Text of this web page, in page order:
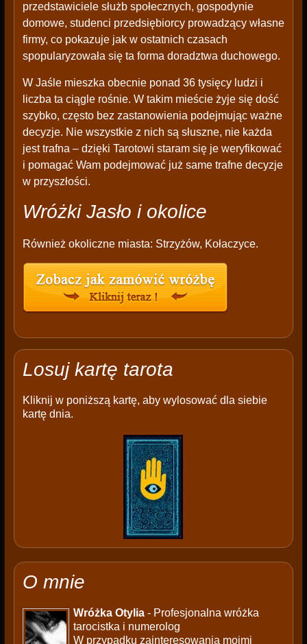
przedstawiciele służb społecznych, gospodynie
domowe, studenci przedsiębiorcy prowadzący własne
firmy, co pokazuje jak w ostatnich czasach
spopularyzowała się ta forma doradztwa duchowego.
W Jaśle mieszka obecnie ponad 36 tysięcy ludzi i
liczba ta ciągle rośnie. W takim mieście żyje się dość
szybko, często bez zastanowienia podejmując ważne
decyzje. Nie wszystkie z nich są słuszne, nie każda
jest trafna – dzięki Tarotowi staram się je weryfikować
i pomagać Wam podejmować już same trafne decyzje
w przyszłości.
Wróżki Jasło i okolice
Również okoliczne miasta: Strzyżów, Kołaczyce.
Losuj kartę tarota
Kliknij w poniższą kartę, aby wylosować dla siebie
kartę dnia.
O mnie
Wróżka Otylia- Profesjonalna wróżka
tarocistka i numerolog
W przypadku zainteresowania moimi